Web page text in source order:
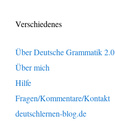
Verschiedenes
Über Deutsche Grammatik 2.0
Über mich
Hilfe
Fragen/Kommentare/Kontakt
deutschlernen-blog.de